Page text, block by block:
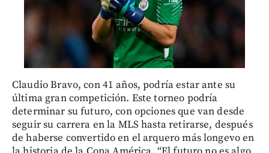
Claudio Bravo, con 41 años, podría estar ante su
última gran competición. Este torneo podría
determinar su futuro, con opciones que van desde
seguir su carrera en la MLS hasta retirarse, después
de haberse convertido en el arquero más longevo en